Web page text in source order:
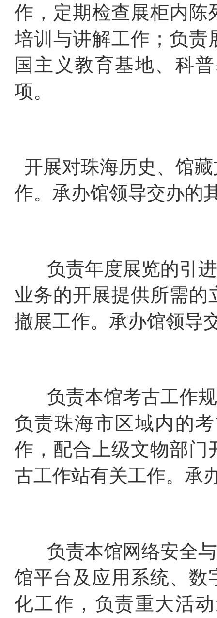
作，定期检查展柜内
培训与讲解工作；负
国主义教育基地、科
项。
开展对珠海历史、馆
作。承办馆领导交办的
负责年度展览的引进
业务的开展提供所需
撤展工作。承办馆领导
负责本馆考古工作规
负责珠海市区域内的
作，配合上级文物部
古工作站有关工作。承
负责本馆网络安全与
馆平台及应用系统、
化工作，负责重大活